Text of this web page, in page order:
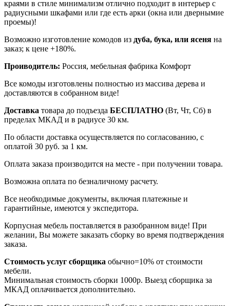
краями в стиле минимализм отлично подходит в интерьер с
радиусными шкафами или где есть арки (окна или двернымие
проемы)!
Возможно изготовление комодов из дуба, бука, или ясеня на
заказ; к цене +180%.
Проиводитель: Россия, мебельная фабрика Комфорт
Все комоды изготовлены полностью из массива дерева и
доставляются в собранном виде!
Доставка товара до подъезда БЕСПЛАТНО (Вт, Чт, Сб) в
пределах МКАД и в радиусе 30 км.
По области доставка осуществляется по согласованию, с
оплатой 30 руб. за 1 км.
Оплата заказа производится на месте - при получении товара.
Возможна оплата по безналичному расчету.
Все необходимые документы, включая платежные и
гарантийные, имеются у экспедитора.
Корпусная мебель поставляется в разобранном виде! При
желании, Вы можете заказать сборку во время подтверждения
заказа.
Стоимость услуг сборщика обычно=10% от стоимости
мебели.
Минимальная стоимость сборки 1000р. Выезд сборщика за
МКАД оплачивается дополнительно.